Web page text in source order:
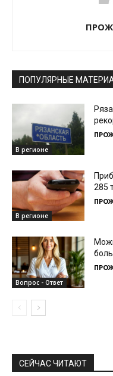
ПОПУЛЯРНЫЕ
В регионе
В регионе
285
Вопрос - Ответ
СЕЙЧАС ЧИТАЮТ